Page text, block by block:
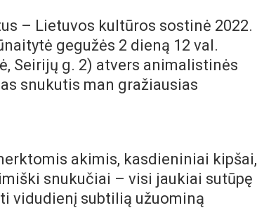
– Lietuvos kultūros sostinė 2022.
gegužės 2 dieną 12 val.
Seirijų g. 2) atvers animalistinės
snukutis man gražiausias
akimis, kasdieniniai kipšai,
snukučiai – visi jaukiai sutūpę
vidudienį subtilią užuominą